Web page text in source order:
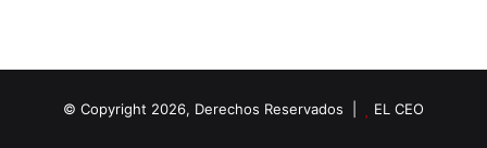
© Copyright 2026, Derechos Reservados | EL CEO